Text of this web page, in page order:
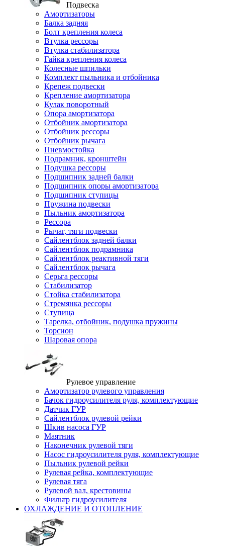
Подвеска
Амортизаторы
Балка задняя
Болт крепления колеса
Втулка рессоры
Втулка стабилизатора
Гайка крепления колеса
Колесные шпильки
Комплект пыльника и отбойника
Крепеж подвески
Крепление амортизатора
Кулак поворотный
Опора амортизатора
Отбойник амортизатора
Отбойник рессоры
Отбойник рычага
Пневмостойка
Подрамник, кронштейн
Подушка рессоры
Подшипник задней балки
Подшипник опоры амортизатора
Подшипник ступицы
Пружина подвески
Пыльник амортизатора
Рессора
Рычаг, тяги подвески
Сайлентблок задней балки
Сайлентблок подрамника
Сайлентблок реактивной тяги
Сайлентблок рычага
Серьга рессоры
Стабилизатор
Стойка стабилизатора
Стремянка рессоры
Ступица
Тарелка, отбойник, подушка пружины
Торсион
Шаровая опора
Рулевое управление
Амортизатор рулевого управления
Бачок гидроусилителя руля, комплектующие
Датчик ГУР
Сайлентблок рулевой рейки
Шкив насоса ГУР
Маятник
Наконечник рулевой тяги
Насос гидроусилителя руля, комплектующие
Пыльник рулевой рейки
Рулевая рейка, комплектующие
Рулевая тяга
Рулевой вал, крестовины
Фильтр гидроусилителя
ОХЛАЖДЕНИЕ И ОТОПЛЕНИЕ